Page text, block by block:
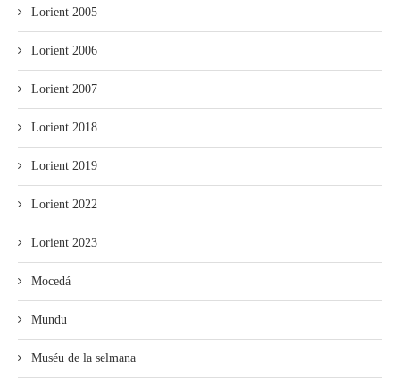
Lorient 2005
Lorient 2006
Lorient 2007
Lorient 2018
Lorient 2019
Lorient 2022
Lorient 2023
Mocedá
Mundu
Muséu de la selmana